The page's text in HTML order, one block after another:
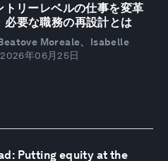
トリーレベルの仕事を変革
必要な職務の再設計とは
Moreale、Isabelle
2026年06月25日
Putting equity at the